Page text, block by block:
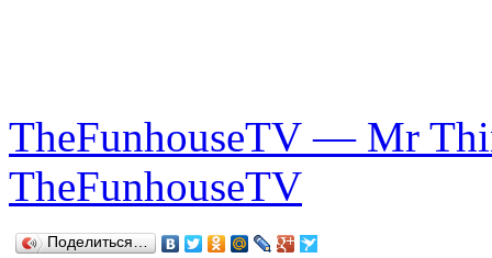
TheFunhouseTV — Mr
TheFunhouseTV
Поделиться…